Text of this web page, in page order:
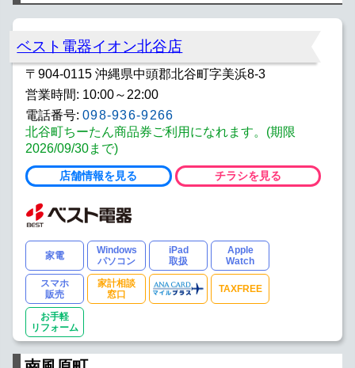
ベスト電器イオン北谷店
〒904-0115 沖縄県中頭郡北谷町字美浜8-3
営業時間: 10:00～22:00
電話番号: 098-936-9266
北谷町ちーたん商品券ご利用になれます。(期限
2026/09/30まで)
店舗情報を見る チラシを見る
家電
Windows
パソコン
iPad
取扱
Apple
Watch
スマホ
販売
家計相談
窓口
TAXFREE
お手軽
リフォーム